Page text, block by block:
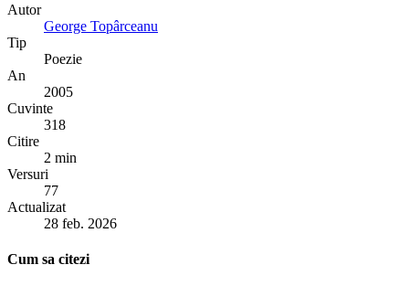
Autor
George Topârceanu
Tip
Poezie
An
2005
Cuvinte
318
Citire
2 min
Versuri
77
Actualizat
28 feb. 2026
Cum sa citezi